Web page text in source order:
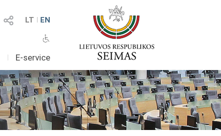
LT I EN
I E-service